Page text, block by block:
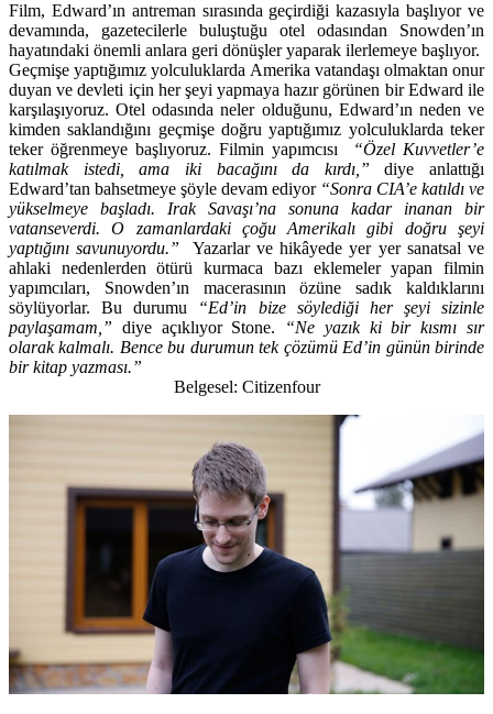
Film, Edward’ın antreman sırasında geçirdiği kazasıyla başlıyor ve
devamında, gazetecilerle buluştuğu otel odasından Snowden’ın
hayatındaki önemli anlara geri dönüşler yaparak ilerlemeye başlıyor.
Geçmişe yaptığımız yolculuklarda Amerika vatandaşı olmaktan onur
duyan ve devleti için her şeyi yapmaya hazır görünen bir Edward ile
karşılaşıyoruz. Otel odasında neler olduğunu, Edward’ın neden ve
kimden saklandığını geçmişe doğru yaptığımız yolculuklarda teker
teker öğrenmeye başlıyoruz. Filmin yapımcısı
“Özel Kuvvetler’e
katılmak istedi, ama iki bacağını da kırdı,” diye anlattığı
Edward’tan bahsetmeye şöyle devam ediyor “Sonra CIA’e katıldı ve
yükselmeye başladı. Irak Savaşı’na sonuna kadar inanan bir
vatanseverdi. O zamanlardaki çoğu Amerikalı gibi doğru şeyi
yaptığını savunuyordu.”
Yazarlar ve hikâyede yer yer sanatsal ve
ahlaki nedenlerden ötürü kurmaca bazı eklemeler yapan filmin
yapımcıları, Snowden’ın macerasının özüne sadık kaldıklarını
söylüyorlar. Bu durumu “Ed’in bize söylediği her şeyi sizinle
paylaşamam,” diye açıklıyor Stone.
“Ne yazık ki bir kısmı sır
olarak kalmalı. Bence bu durumun tek çözümü Ed’in günün birinde
bir kitap yazması.”
Belgesel: Citizenfour